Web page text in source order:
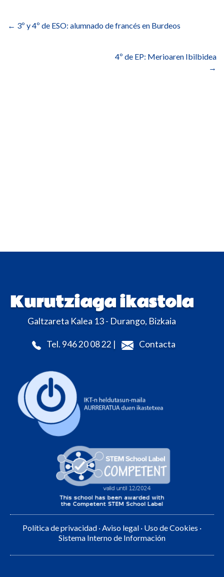
de
← 3º y 4º de ESO: alumnado de francés en Burdeos
4º de EP: Merioaren Ibilbidea
→
Kurutziaga ikastola
Galtzareta Kalea 13 - Durango, Bizkaia
Tel. 946 20 08 22 | Contacta
Política de privacidad ·Aviso legal · Uso de Cookies ·
Sistema Interno de Información